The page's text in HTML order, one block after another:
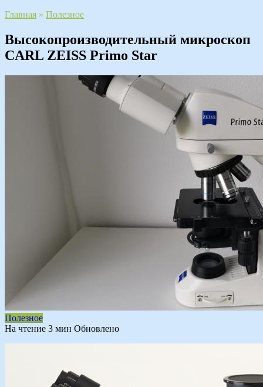
Главная » Полезное
Высокопроизводительный микроскоп
CARL ZEISS Primo Star
Полезное
На чтение 3 мин Обновлено